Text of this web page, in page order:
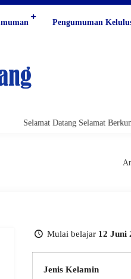
Pengumuman
Selamat Datang Selamat
Mulai belajar 12 Juni
Jenis Kelamin